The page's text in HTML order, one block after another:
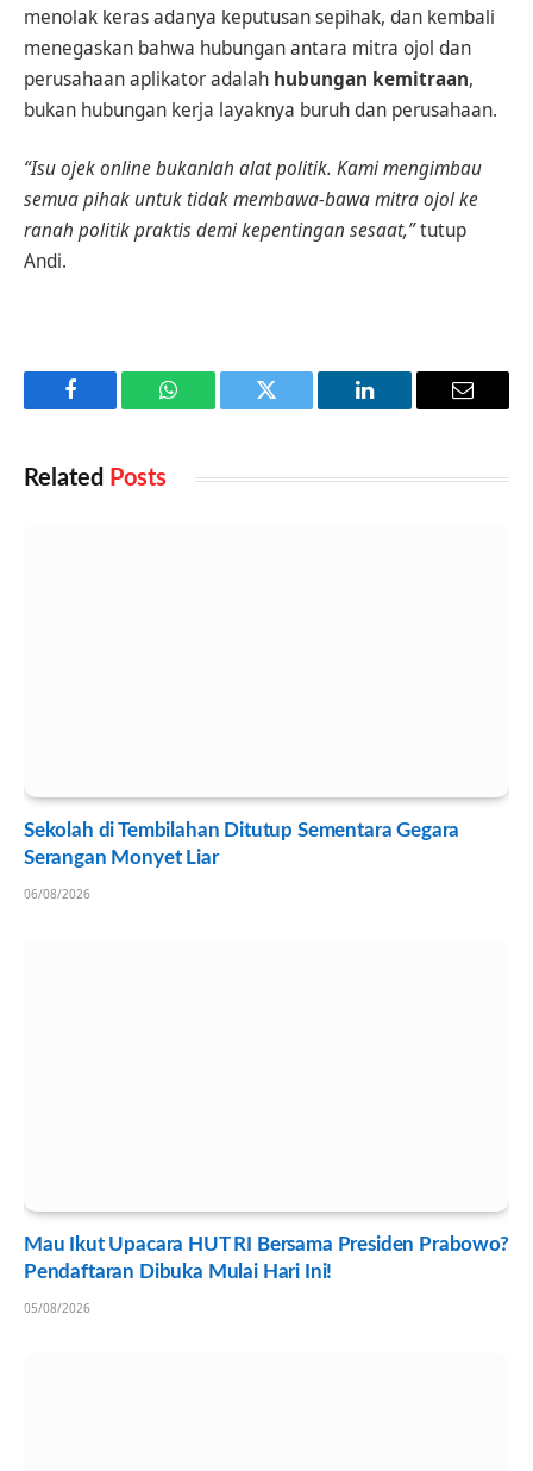
menolak keras adanya keputusan sepihak, dan kembali
menegaskan bahwa hubungan antara mitra ojol dan
perusahaan aplikator adalah hubungan kemitraan,
bukan hubungan kerja layaknya buruh dan perusahaan.
“Isu ojek online bukanlah alat politik. Kami mengimbau
semua pihak untuk tidak membawa-bawa mitra ojol ke
ranah politik praktis demi kepentingan sesaat,”tutup
Andi.
Facebook WhatsApp Twitter LinkedIn Email
Related Posts
Sekolah di Tembilahan Ditutup Sementara Gegara
Serangan Monyet Liar
06/08/2026
Mau Ikut Upacara HUT RI Bersama Presiden Prabowo?
Pendaftaran Dibuka Mulai Hari Ini!
05/08/2026